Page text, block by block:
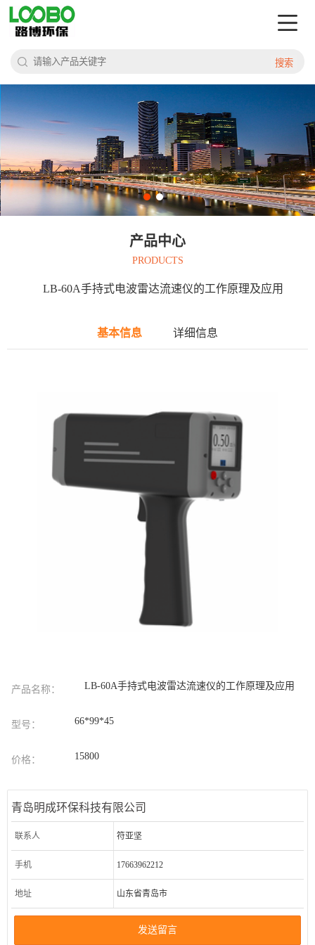
搜索
产品中心
PRODUCTS
LB-60A手持式电波雷达流速仪的工作原理及应用
基本信息 详细信息
产品名称： LB-60A手持式电波雷达流速仪的工作原理及应用
型号： 66*99*45
价格： 15800
青岛明成环保科技有限公司
联系人 符亚坚
手机 17663962212
地址 山东省青岛市
发送留言